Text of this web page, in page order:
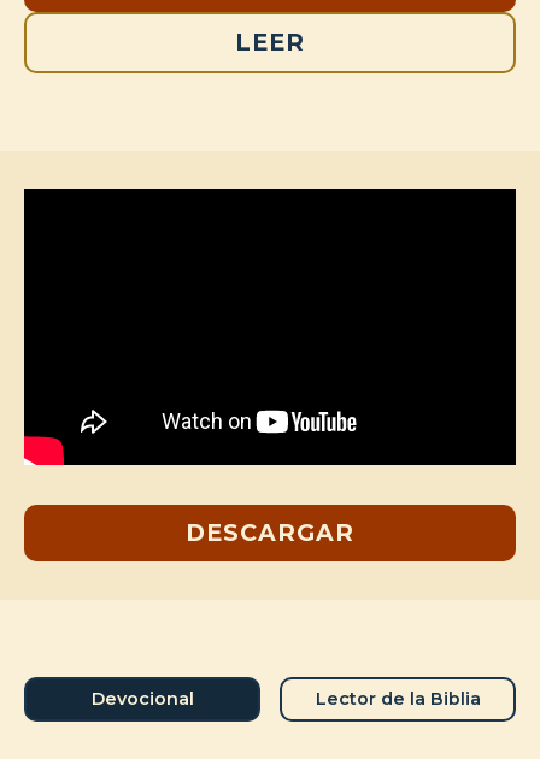
LEER
DESCARGAR
Devocional Lector de la Biblia